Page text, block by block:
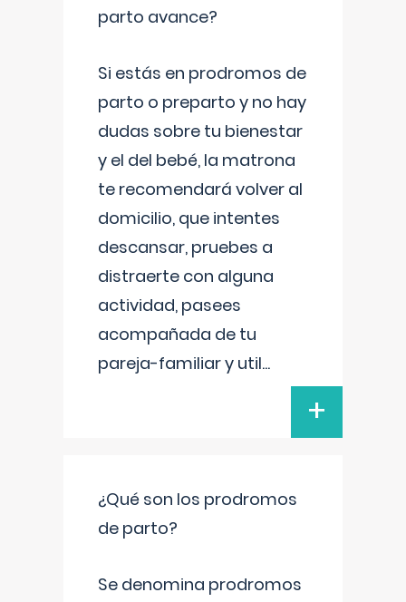
parto avance?
Si estás en prodromos de
parto o preparto y no hay
dudas sobre tu bienestar
y el del bebé, la matrona
te recomendará volver al
domicilio, que intentes
descansar, pruebes a
distraerte con alguna
actividad, pasees
acompañada de tu
pareja-familiar y util...
+
¿Qué son los prodromos
de parto?
Se denomina prodromos